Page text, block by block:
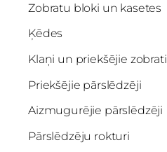
Zobratu bloki un kasetes
Ķēdes
Klaņi un priekšējie zobrati
Priekšējie pārslēdzēji
Aizmugurējie pārslēdzēji
Pārslēdzēju rokturi